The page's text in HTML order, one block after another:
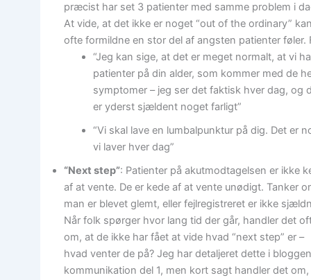
præcist har set 3 patienter med samme problem i
At vide, at det ikke er noget “out of the ordinary”
ofte formildne en stor del af angsten patienter føler.
“Jeg kan sige, at det er meget normalt, at vi
patienter på din alder, som kommer med de
symptomer – jeg ser det faktisk hver dag, og
er yderst sjældent noget farligt”
“Vi skal lave en lumbalpunktur på dig. Det er
vi laver hver dag”
“Next step”: Patienter på akutmodtagelsen er ikke
af at vente. De er kede af at vente unødigt. Tanker
man er blevet glemt, eller fejlregistreret er ikke
Når folk spørger hvor lang tid der går, handler det
om, at de ikke har fået at vide hvad “next step” er –
hvad venter de på? Jeg har detaljeret dette i
kommunikation del 1, men kort sagt handler det